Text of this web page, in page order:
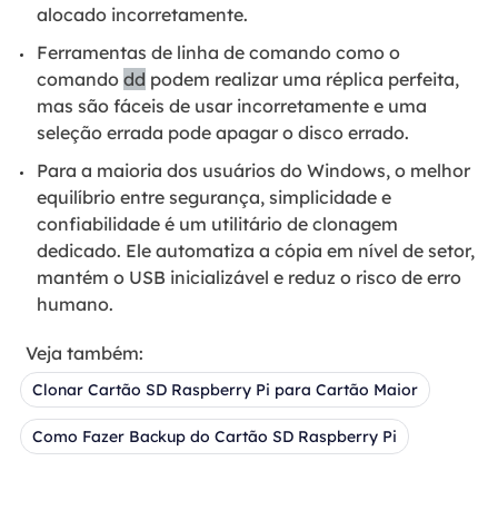
alocado incorretamente.
Ferramentas de linha de comando como o
comando dd podem realizar uma réplica perfeita,
mas são fáceis de usar incorretamente e uma
seleção errada pode apagar o disco errado.
Para a maioria dos usuários do Windows, o melhor
equilíbrio entre segurança, simplicidade e
confiabilidade é um utilitário de clonagem
dedicado. Ele automatiza a cópia em nível de setor,
mantém o USB inicializável e reduz o risco de erro
humano.
Veja também:
Clonar Cartão SD Raspberry Pi para Cartão Maior
Como Fazer Backup do Cartão SD Raspberry Pi